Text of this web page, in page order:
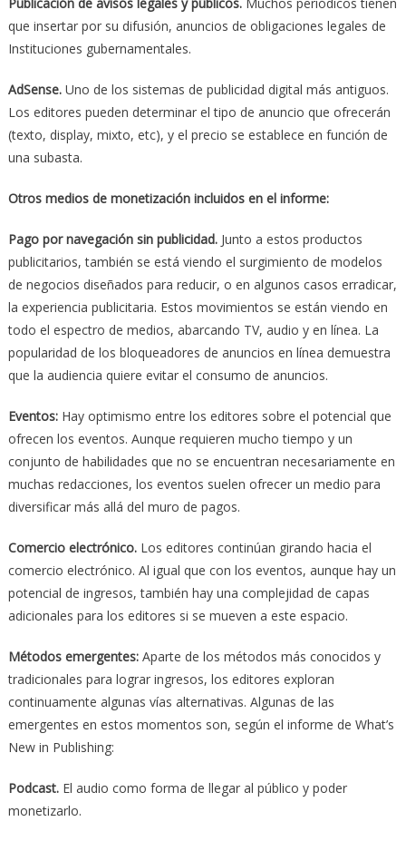
que insertar por su difusión, anuncios de obligaciones legales de
Instituciones gubernamentales.
AdSense.Uno de los sistemas de publicidad digital más antiguos.
Los editores pueden determinar el tipo de anuncio que ofrecerán
(texto, display, mixto, etc), y el precio se establece en función de
una subasta.
Otros medios de monetización incluidos en el informe:
Pago por navegación sin publicidad.Junto a estos productos
publicitarios, también se está viendo el surgimiento de modelos
de negocios diseñados para reducir, o en algunos casos erradicar,
la experiencia publicitaria. Estos movimientos se están viendo en
todo el espectro de medios, abarcando TV, audio y en línea. La
popularidad de los bloqueadores de anuncios en línea demuestra
que la audiencia quiere evitar el consumo de anuncios.
Eventos:Hay optimismo entre los editores sobre el potencial que
ofrecen los eventos. Aunque requieren mucho tiempo y un
conjunto de habilidades que no se encuentran necesariamente en
muchas redacciones, los eventos suelen ofrecer un medio para
diversificar más allá del muro de pagos.
Comercio electrónico.Los editores continúan girando hacia el
comercio electrónico. Al igual que con los eventos, aunque hay un
potencial de ingresos, también hay una complejidad de capas
adicionales para los editores si se mueven a este espacio.
Métodos emergentes:Aparte de los métodos más conocidos y
tradicionales para lograr ingresos, los editores exploran
continuamente algunas vías alternativas. Algunas de las
emergentes en estos momentos son, según el informe de What’s
New in Publishing:
Podcast.El audio como forma de llegar al público y poder
monetizarlo.